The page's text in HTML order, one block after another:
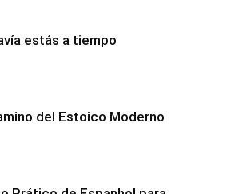
estás a tiempo
del Estoico Moderno